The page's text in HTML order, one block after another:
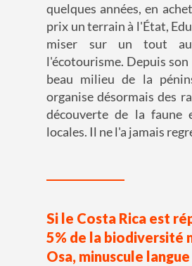
quelques années, en
prix un terrain à l'État,
miser sur un tout
l'écotourisme. Depuis
beau milieu de la
organise désormais des
découverte de la
locales. Il ne l'a jamais
Si le Costa Rica est
5% de la biodiversité
Osa, minuscule